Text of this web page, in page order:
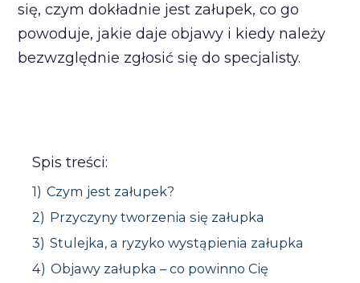
się, czym dokładnie jest załupek, co go
powoduje, jakie daje objawy i kiedy należy
bezwzględnie zgłosić się do specjalisty.
Spis treści:
1) Czym jest załupek?
2) Przyczyny tworzenia się załupka
3) Stulejka, a ryzyko wystąpienia załupka
4) Objawy załupka – co powinno Cię